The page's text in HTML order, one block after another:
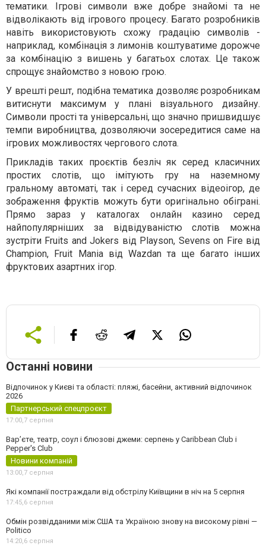
тематики. Ігрові символи вже добре знайомі та не
відволікають від ігрового процесу. Багато розробників
навіть використовують схожу градацію символів -
наприклад, комбінація з лимонів коштуватиме дорожче
за комбінацію з вишень у багатьох слотах. Це також
спрощує знайомство з новою грою.
У врешті решт, подібна тематика дозволяє розробникам
витиснути максимум у плані візуального дизайну.
Символи прості та універсальні, що значно пришвидшує
темпи виробництва, дозволяючи зосередитися саме на
ігрових можливостях чергового слота.
Прикладів таких проєктів безліч як серед класичних
простих слотів, що імітують гру на наземному
гральному автоматі, так і серед сучасних відеоігор, де
зображення фруктів можуть бути оригінально обіграні.
Прямо зараз у каталогах онлайн казино серед
найпопулярніших за відвідуваністю слотів можна
зустріти Fruits and Jokers від Playson, Sevens on Fire від
Champion, Fruit Mania від Wazdan та ще багато інших
фруктових азартних ігор.
Останні новини
Відпочинок у Києві та області: пляжі, басейни, активний відпочинок
2026
Партнерський спецпроєкт
17:00,7 серпня
Вар’єте, театр, соул і блюзові джеми: серпень у Caribbean Club і
Pepper's Club
Новини компаній
13:00,7 серпня
Які компанії постраждали від обстрілу Київщини в ніч на 5 серпня
17:45,6 серпня
Обмін розвідданими між США та Україною знову на високому рівні —
Politico
14:20,6 серпня